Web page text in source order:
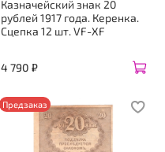
Казначейский знак 20
рублей 1917 года. Керенка.
Сцепка 12 шт. VF-XF
4 790 ₽
Предзаказ